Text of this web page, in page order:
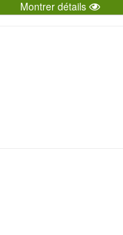
Montrer détails